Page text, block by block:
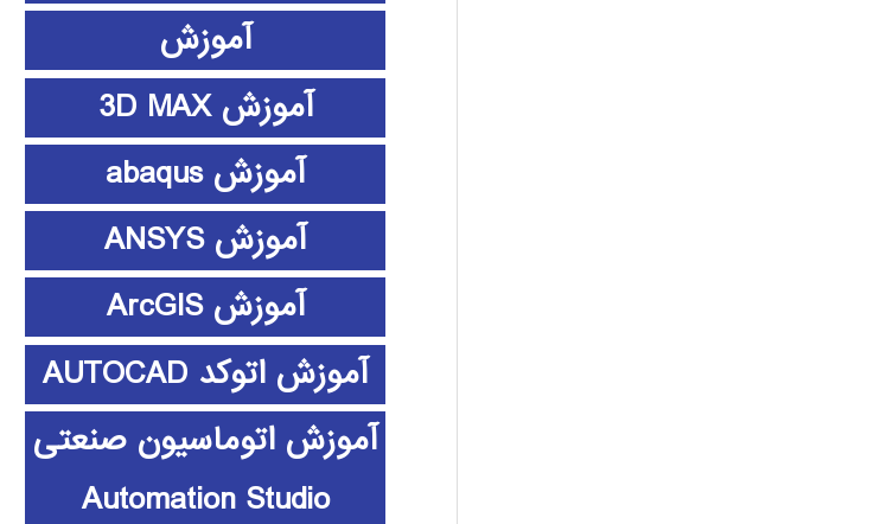
آموزش
آموزش 3D MAX
آموزش abaqus
آموزش ANSYS
آموزش ArcGIS
آموزش اتوکد AUTOCAD
آموزش اتوماسیون صنعتی
Automation Studio